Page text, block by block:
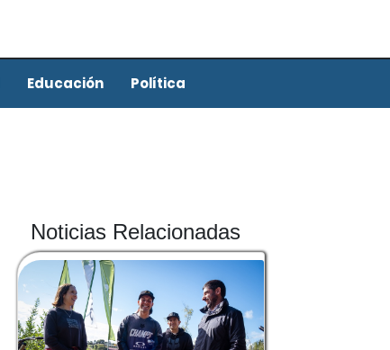
Educación Política
Noticias Relacionadas